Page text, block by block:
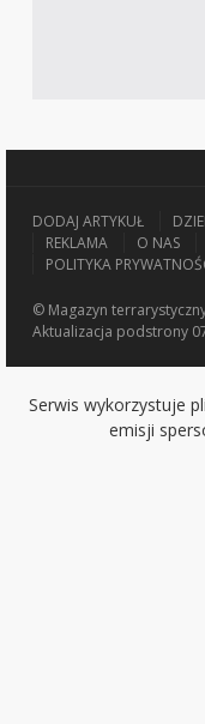
DODAJ ARTYKUŁ
REKLAMA
O NAS
POLITYKA
© Magazyn
Aktualizacja podstrony
Serwis wykorzystuje
emisji